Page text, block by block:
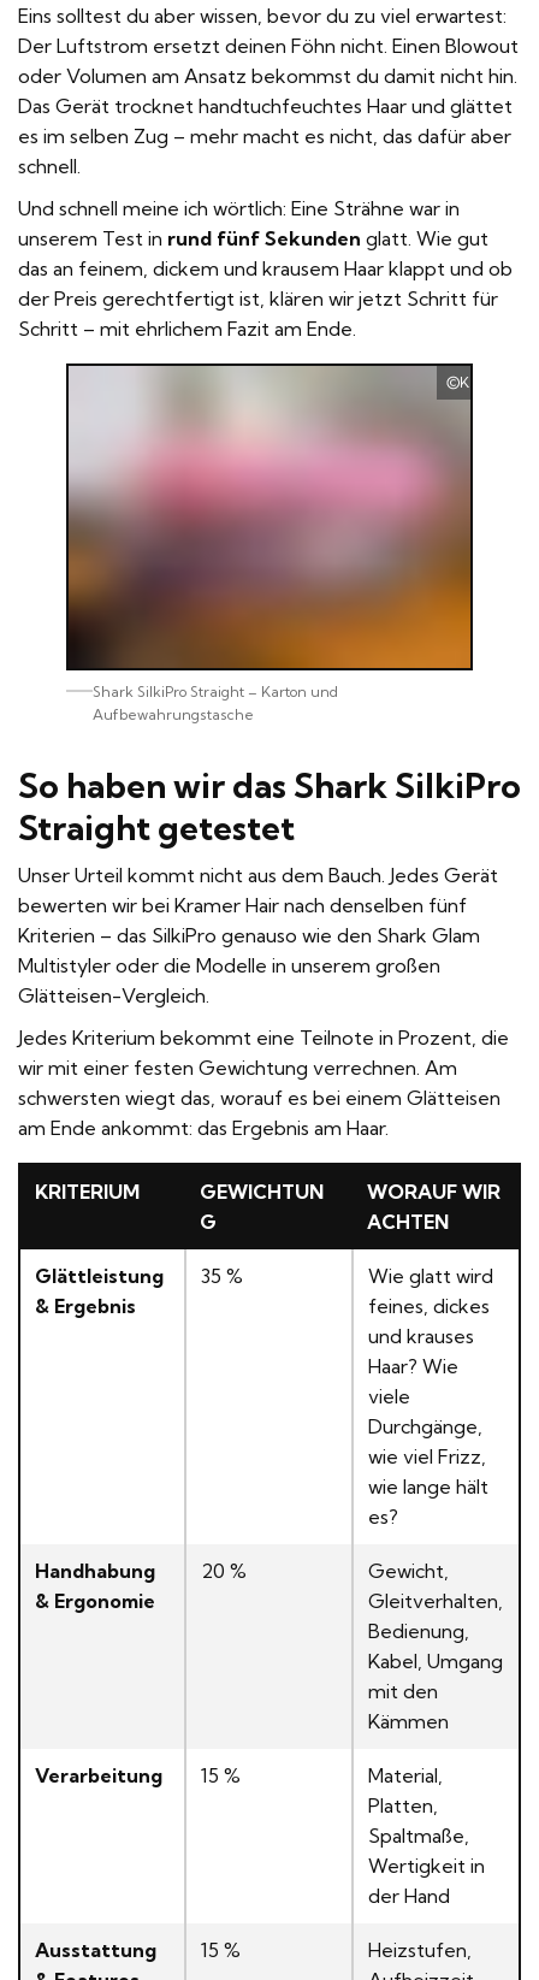
Eins solltest du aber wissen, bevor du zu viel erwartest:
Der Luftstrom ersetzt deinen Föhn nicht. Einen Blowout
oder Volumen am Ansatz bekommst du damit nicht hin.
Das Gerät trocknet handtuchfeuchtes Haar und glättet
es im selben Zug – mehr macht es nicht, das dafür aber
schnell.
Und schnell meine ich wörtlich: Eine Strähne war in
unserem Test in rund fünf Sekunden glatt. Wie gut
das an feinem, dickem und krausem Haar klappt und ob
der Preis gerechtfertigt ist, klären wir jetzt Schritt für
Schritt – mit ehrlichem Fazit am Ende.
Kramer
Shark SilkiPro Straight – Karton und
Aufbewahrungstasche
So haben wir das Shark SilkiPro
Straight getestet
Unser Urteil kommt nicht aus dem Bauch. Jedes Gerät
bewerten wir bei Kramer Hair nach denselben fünf
Kriterien – das SilkiPro genauso wie den Shark Glam
Multistyler oder die Modelle in unserem großen
Glätteisen-Vergleich
Jedes Kriterium bekommt eine Teilnote in Prozent, die
wir mit einer festen Gewichtung verrechnen. Am
schwersten wiegt das, worauf es bei einem Glätteisen
am Ende ankommt: das Ergebnis am Haar.
KRITERIUM
GEWICHTUN
G
WORAUF WIR
ACHTEN
Glättleistung
& Ergebnis
35 %
Wie glatt wird
feines, dickes
und krauses
Haar? Wie
viele
Durchgänge,
wie viel Frizz,
wie lange hält
es?
Handhabung
& Ergonomie
20 %
Gewicht,
Gleitverhalten,
Bedienung,
Kabel, Umgang
mit den
Kämmen
Verarbeitung 15 %
Material,
Platten,
Spaltmaße,
Wertigkeit in
der Hand
Ausstattung
15 %
Heizstufen,